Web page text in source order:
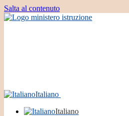
Salta al contenuto
Italiano
Italiano